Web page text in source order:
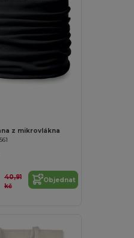
z mikrovlákna
40,91
kč
Objednat